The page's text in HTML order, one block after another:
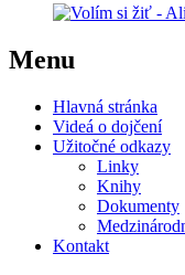
Menu
Hlavná stránka
Videá o dojčení
Užitočné odkazy
Linky
Knihy
Dokumenty
Kontakt